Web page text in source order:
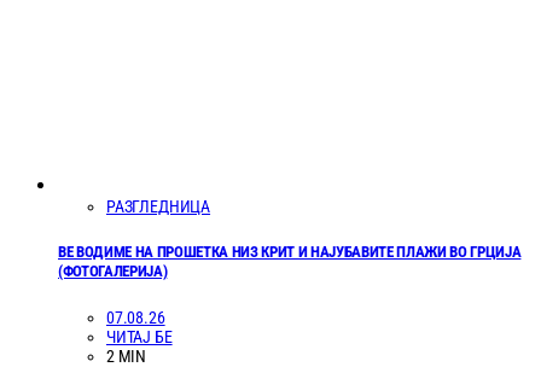
РАЗГЛЕДНИЦА
ВЕ ВОДИМЕ НА ПРОШЕТКА НИЗ КРИТ И НАЈУБАВИТЕ ПЛАЖИ ВО ГРЦИЈА
(ФОТОГАЛЕРИЈА)
07.08.26
ЧИТАЈ БЕ
2 MIN